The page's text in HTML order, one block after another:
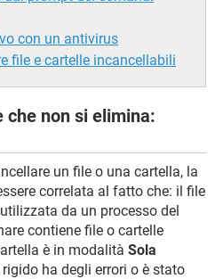
con un antivirus
file e cartelle incancellabili
che non si elimina:
un file o una cartella, la
correlata al fatto che: il file
da un processo del
contiene file o cartelle
è in modalità Sola
ha degli errori o è stato